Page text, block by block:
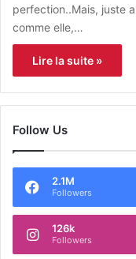
perfection..Mais, juste
comme elle,…
Lire la suite »
Follow Us
2.1M
Followers
126k
Followers